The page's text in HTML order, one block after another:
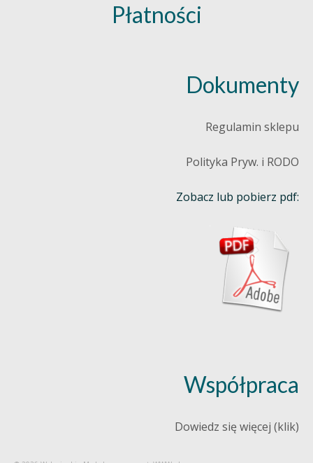
Płatności
Dokumenty
Regulamin sklepu
Polityka Pryw. i RODO
Zobacz lub pobierz pdf:
Współpraca
Dowiedz się więcej (klik)